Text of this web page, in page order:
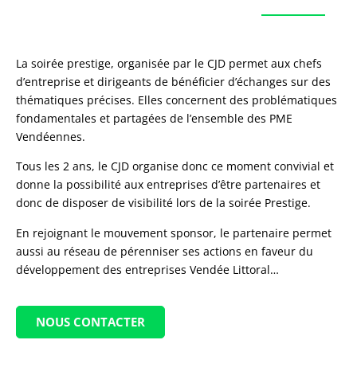
La soirée prestige, organisée par le CJD permet aux chefs
d’entreprise et dirigeants de bénéficier d’échanges sur des
thématiques précises. Elles concernent des problématiques
fondamentales et partagées de l’ensemble des PME
Vendéennes.
Tous les 2 ans, le CJD organise donc ce moment convivial et
donne la possibilité aux entreprises d’être partenaires et
donc de disposer de visibilité lors de la soirée Prestige.
En rejoignant le mouvement sponsor, le partenaire permet
aussi au réseau de pérenniser ses actions en faveur du
développement des entreprises Vendée Littoral…
NOUS CONTACTER